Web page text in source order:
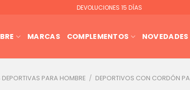
DEVOLUCIONES 15 DÍAS
MARCAS COMPLEMENTOS NOVEDADES
DEPORTIVAS PARA HOMBRE / DEPORTIVOS CON CORDÓN